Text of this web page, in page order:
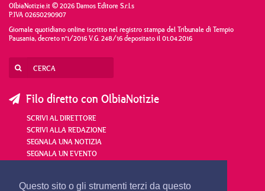
Questo sito o gli strumenti terzi da questo
OlbiaNotizie.it © 2026 Damos Editore S.r.l.s
P.IVA 02650290907
Giornale quotidiano online iscritto nel registro stampa del Tribunale di Tempio
Pausania, decreto n°1/2016 V.G. 248/16 depositato il 01.04.2016
Filo diretto con OlbiaNotizie
SCRIVI AL DIRETTORE
SCRIVI ALLA REDAZIONE
SEGNALA UNA NOTIZIA
SEGNALA UN EVENTO